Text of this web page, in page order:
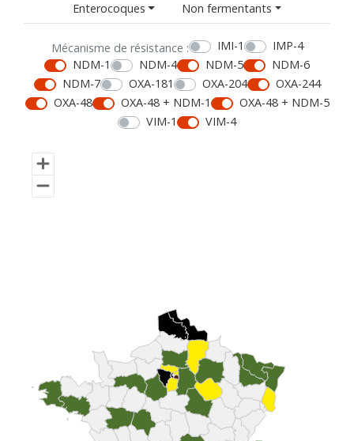
Enterocoques
Non fermentants
Mécanisme de résistance : IMI-1
IMP-4
NDM-1
NDM-4 NDM-5
NDM-6
NDM-7
OXA-181 OXA-204
OXA-244
OXA-48
OXA-48 + NDM-1
OXA-48 + NDM-5
VIM-1
VIM-4